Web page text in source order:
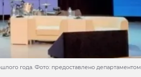
года. Фото: предоставлено департаментом